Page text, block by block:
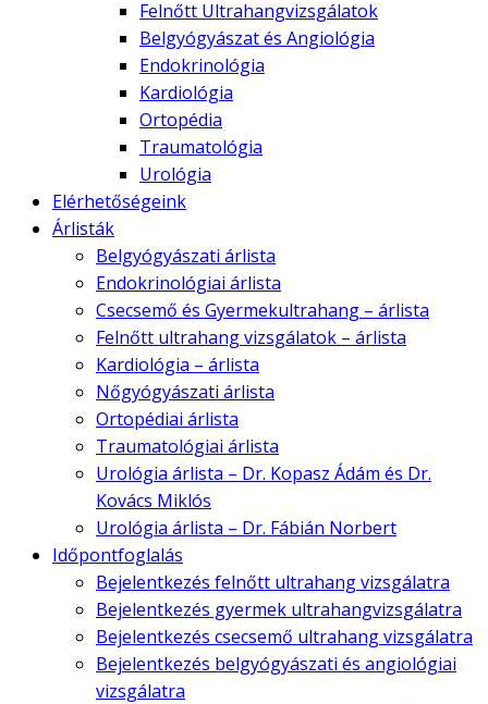
Felnőtt Ultrahangvizsgálatok
Belgyógyászat és Angiológia
Endokrinológia
Kardiológia
Ortopédia
Traumatológia
Urológia
Elérhetőségeink
Árlisták
Belgyógyászati árlista
Endokrinológiai árlista
Csecsemő és Gyermekultrahang – árlista
Felnőtt ultrahang vizsgálatok – árlista
Kardiológia – árlista
Nőgyógyászati árlista
Ortopédiai árlista
Traumatológiai árlista
Urológia árlista – Dr. Kopasz Ádám és Dr.
Kovács Miklós
Urológia árlista – Dr. Fábián Norbert
Időpontfoglalás
Bejelentkezés felnőtt ultrahang vizsgálatra
Bejelentkezés gyermek ultrahangvizsgálatra
Bejelentkezés csecsemő ultrahang vizsgálatra
Bejelentkezés belgyógyászati és angiológiai
vizsgálatra